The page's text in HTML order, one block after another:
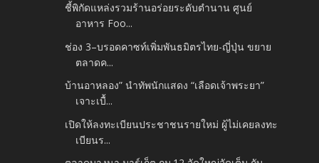
ชี้พิกัดแหล่งรวมร้านอร่อยระดับตำนาน ศูนย์
อาหาร Foo...
ช่อง 3–บรอดคาซท์เพิ่มพันธมิตรไทย-ญี่ปุ่น ขยาย
ตลาดค...
บ้านอาหลอง” นำทัพนักแสดง “เลือดเจ้าพระยา”
เจาะเบื้...
เปิดให้ลงทะเบียนประชาชนรายใหม่ ผู้ไม่เคยลงทะ
เบียนร...